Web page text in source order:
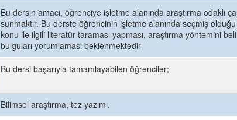
Bu dersin amacı, öğrenciye işletme alanında araştırma odaklı
sunmaktır. Bu derste öğrencinin işletme alanında seçmiş
konu ile ilgili literatür taraması yapması, araştırma yöntemini
bulguları yorumlaması beklenmektedir
Bu dersi başarıyla tamamlayabilen öğrenciler;
Bilimsel araştırma, tez yazımı.